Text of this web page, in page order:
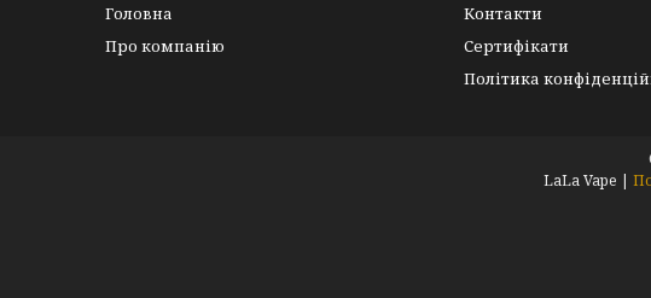
Головна
Про компанію
Контакти
Сертифікати
Політика
LaLa Vape |